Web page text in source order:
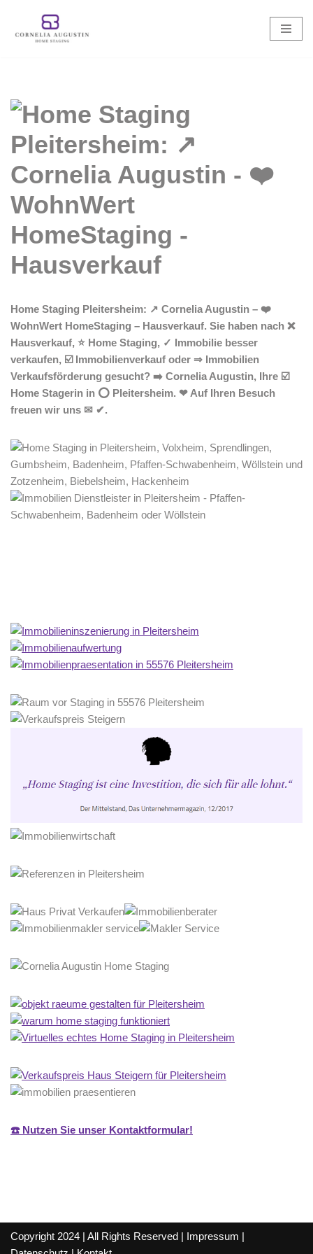
Zum
Home Staging Pleitersheim: ↗️ Cornelia Augustin – ❤️
WohnWert HomeStaging – Hausverkauf. Sie haben nach ❌
Hausverkauf, ⭐ Home Staging, ✓ Immobilie besser
verkaufen, ☑️ Immobilienverkauf oder ⇒ Immobilien
Verkaufsförderung gesucht? ➡️ Cornelia Augustin, Ihre ☑️
Home Stagerin in ⭕ Pleitersheim. ❤ Auf Ihren Besuch
freuen wir uns ✉ ✔.
☎️ Nutzen Sie unser Kontaktformular!
Copyright 2024 | All Rights Reserved | Impressum |